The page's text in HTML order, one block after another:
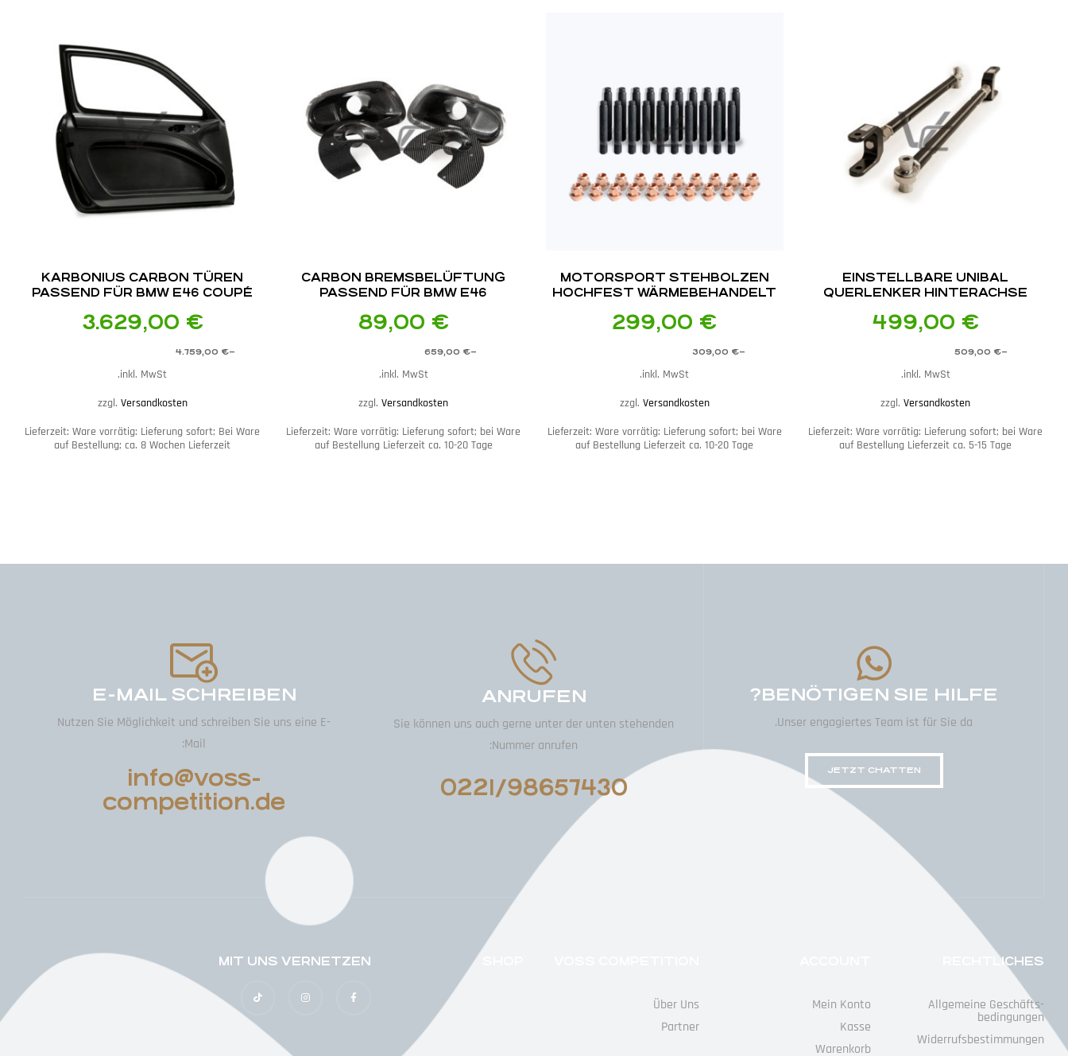
EINSTELLBARE UNIBAL
QUERLENKER HINTERACHSE
M3
499,00 €
–
509,00 €
inkl. MwSt.
zzgl.Versandkosten
Lieferzeit:Ware vorrätig: Lieferung sofort; bei Ware
auf Bestellung Lieferzeit ca. 5-15 Tage
MOTORSPORT STEHBOLZEN
HOCHFEST WÄRMEBEHANDELT
PASSEND FÜR BMW E36 / E46 /
299,00 €
–
309,00 €
inkl. MwSt.
zzgl. Versandkosten
Lieferzeit: Ware vorrätig: Lieferung sofort; bei Ware
auf Bestellung Lieferzeit ca. 10-20 Tage
CARBON BREMS­BELÜFTUNG
PASSEND FÜR BMW E46
89,00 €
–
659,00 €
inkl. MwSt.
zzgl.Versandkosten
Lieferzeit:Ware vorrätig: Lieferung sofort; bei Ware
auf Bestellung Lieferzeit ca. 10-20 Tage
KARBONIUS CARBON TÜREN
PASSEND FÜR BMW E46 COUPÉ
3.629,00 €
–
4.759,00 €
inkl. MwSt.
zzgl. Versandkosten
Lieferzeit:Ware vorrätig: Lieferung sofort; Bei Ware
auf Bestellung; ca. 8 Wochen Lieferzeit
BENÖTIGEN SIE HILFE?
Unser engagiertes Team ist für Sie da.
JETZT CHATTEN
ANRUFEN
Sie können uns auch gerne unter der unten stehenden
Nummer anrufen:
0221/98657430
E-MAIL SCHREIBEN
Nutzen Sie Möglichkeit und schreiben Sie uns eine E-
Mail:
info@voss-
competition.de
RECHTLICHES
Allgemeine Geschäfts­
Bedingungen
Widerrufs­bestimmungen
Mein Konto
Kasse
Warenkorb
Über Uns
Partner
MIT UNS VERNETZEN